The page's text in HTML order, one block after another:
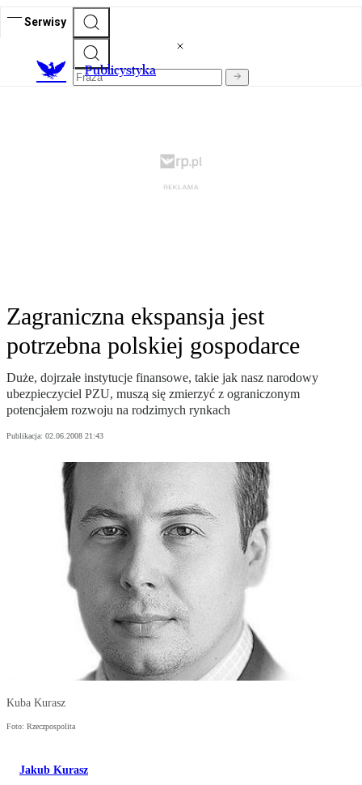
Serwisy
Publicystyka
Zagraniczna ekspansja jest
potrzebna polskiej gospodarce
Duże, dojrzałe instytucje finansowe, takie jak nasz narodowy
ubezpieczyciel PZU, muszą się zmierzyć z ograniczonym
potencjałem rozwoju na rodzimych rynkach
Publikacja: 02.06.2008 21:43
Kuba Kurasz
Foto: Rzeczpospolita
Jakub Kurasz